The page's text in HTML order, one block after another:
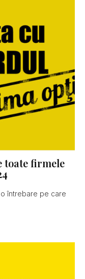
toate firmele
întrebare pe care